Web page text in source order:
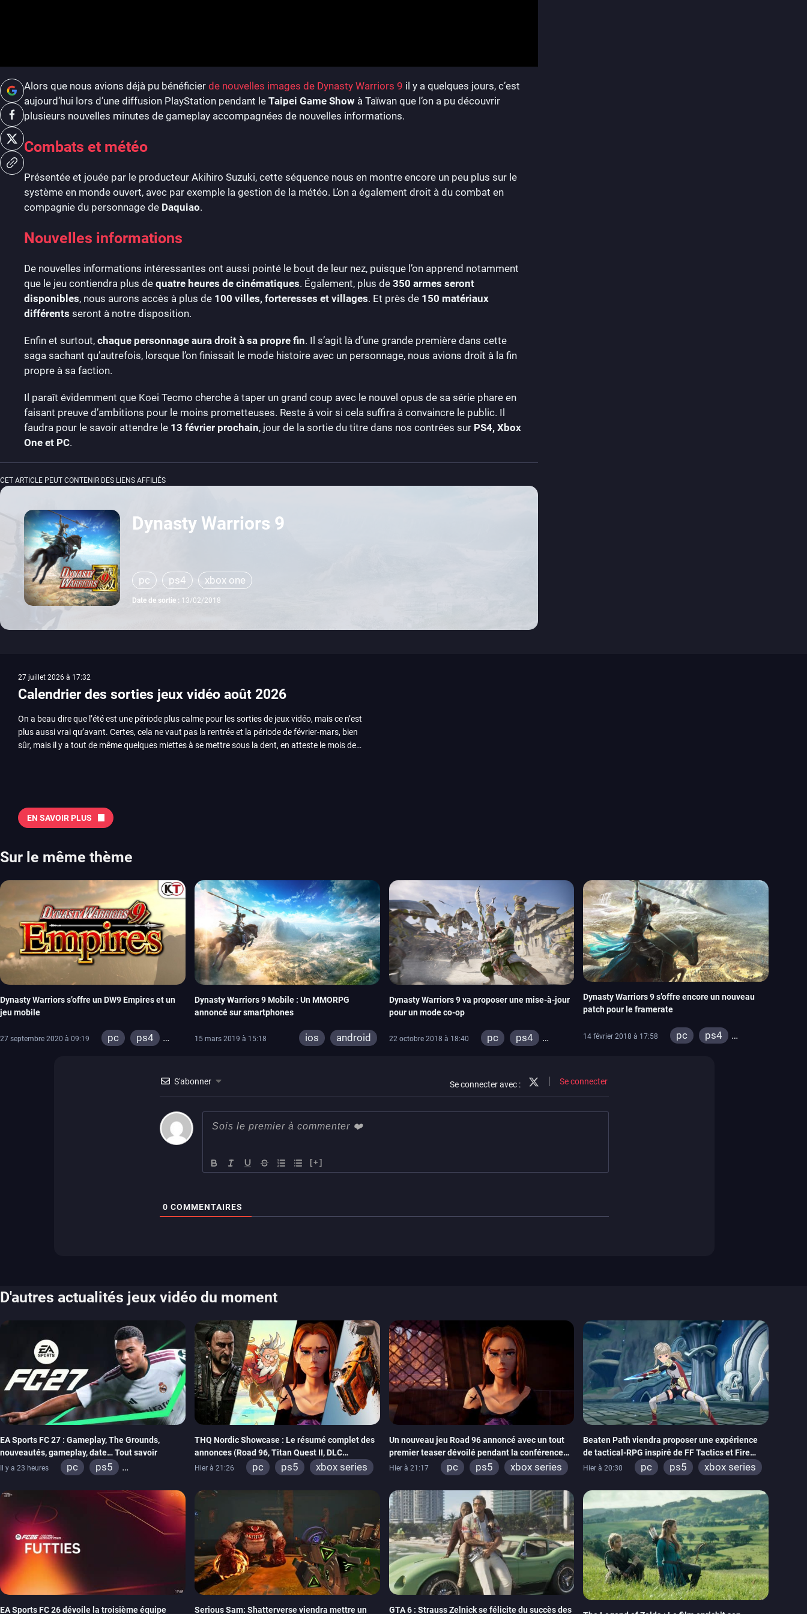
Alors que nous avions déjà pu bénéficier de nouvelles images de Dynasty Warriors 9 il y a quelques jours, c’est
aujourd’hui lors d’une diffusion PlayStation pendant le Taipei Game Show à Taïwan que l’on a pu découvrir
plusieurs nouvelles minutes de gameplay accompagnées de nouvelles informations.
Combats et météo
Présentée et jouée par le producteur Akihiro Suzuki, cette séquence nous en montre encore un peu plus sur le
système en monde ouvert, avec par exemple la gestion de la météo. L’on a également droit à du combat en
compagnie du personnage de Daquiao.
Nouvelles informations
De nouvelles informations intéressantes ont aussi pointé le bout de leur nez, puisque l’on apprend notamment
que le jeu contiendra plus de quatre heures de cinématiques. Également, plus de 350 armes seront
disponibles, nous aurons accès à plus de 100 villes, forteresses et villages. Et près de 150 matériaux
différents seront à notre disposition.
Enfin et surtout, chaque personnage aura droit à sa propre fin. Il s’agit là d’une grande première dans cette
saga sachant qu’autrefois, lorsque l’on finissait le mode histoire avec un personnage, nous avions droit à la fin
propre à sa faction.
Il paraît évidemment que Koei Tecmo cherche à taper un grand coup avec le nouvel opus de sa série phare en
faisant preuve d’ambitions pour le moins prometteuses. Reste à voir si cela suffira à convaincre le public. Il
faudra pour le savoir attendre le 13 février prochain, jour de la sortie du titre dans nos contrées sur PS4, Xbox
One et PC.
CET ARTICLE PEUT CONTENIR DES LIENS AFFILIÉS
Dynasty Warriors 9
pc ps4 xbox one
Date de sortie : 13/02/2018
27 juillet 2026 à 17:32
Calendrier des sorties jeux vidéo août 2026
On a beau dire que l’été est une période plus calme pour les sorties de jeux vidéo, mais ce n’est
plus aussi vrai qu’avant. Certes, cela ne vaut pas la rentrée et la période de février-mars, bien
sûr, mais il y a tout de même quelques miettes à se mettre sous la dent, en atteste le mois de
Tokon ou encore Beast of Reincarnation, qui nous montre que Game Freak sait faire autre
chose d’ambitieux que Pokémon. On n’oubliera pas la période de Gamescom, avec Star Wars,
2026 Vous trouverez ici tous les jeux majeurs qui sortiront au mois de juin. Vous trouverez
aussi les jeux de ce mois dans notre page dédiée…
EN SAVOIR PLUS
Sur le même thème
Dynasty Warriors s’offre un DW9 Empires et un
jeu mobile
27 septembre 2020 à 09:19 pc
ps4
Dynasty Warriors 9 Mobile : Un MMORPG
annoncé sur smartphones
15 mars 2019 à 15:18 ios android
Dynasty Warriors 9 va proposer une mise-à-jour
pour un mode co-op
22 octobre 2018 à 18:40 pc
ps4
Dynasty Warriors 9 s’offre encore un nouveau
patch pour le framerate
14 février 2018 à 17:58 pc
ps4
S'abonner Se connecter avec : Se connecter
[+]
0 COMMENTAIRES
D'autres actualités jeux vidéo du moment
EA Sports FC 27 : Gameplay, The Grounds,
nouveautés, gameplay, date… Tout savoir
Il y a 23 heures pc
ps5
THQ Nordic Showcase : Le résumé complet des
annonces (Road 96, Titan Quest II, DLC
REANIMAL…)
Hier à 21:26 pc ps5
xbox series
xbox one
Un nouveau jeu Road 96 annoncé avec un tout
premier teaser dévoilé pendant la conférence
THQ Nordic
Hier à 21:17 pc ps5
xbox series
xbox one
Beaten Path viendra proposer une expérience
de tactical-RPG inspiré de FF Tactics et Fire
Emblem
Hier à 20:30 pc ps5
xbox series
EA Sports FC 26 dévoile la troisième équipe Serious Sam: Shatterverse viendra mettre un GTA 6 : Strauss Zelnick se félicite du succès des